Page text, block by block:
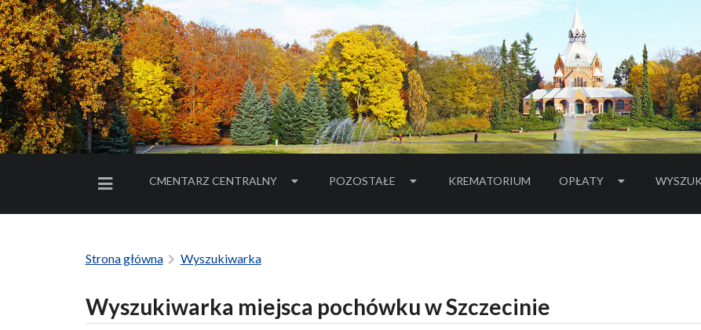
MENU BOCZNE
CMENTARZ CENTRALNY POZOSTAŁE KREMATORIUM OPŁATY
Strona główna Wyszukiwarka
Wyszukiwarka miejsca pochówku w Szczecinie